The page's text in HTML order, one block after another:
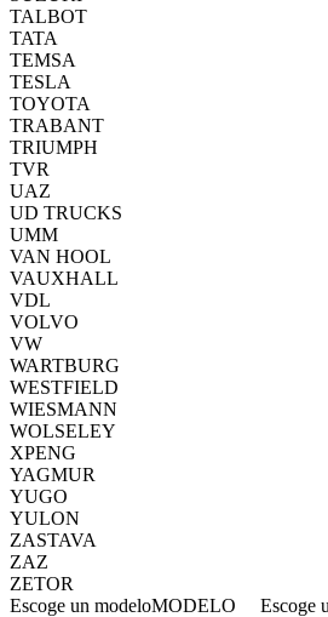
TALBOT
TATA
TEMSA
TESLA
TOYOTA
TRABANT
TRIUMPH
TVR
UAZ
UD TRUCKS
UMM
VAN HOOL
VAUXHALL
VDL
VOLVO
VW
WARTBURG
WESTFIELD
WIESMANN
WOLSELEY
XPENG
YAGMUR
YUGO
YULON
ZASTAVA
ZAZ
ZETOR
Escoge un modeloMODELO Escoge